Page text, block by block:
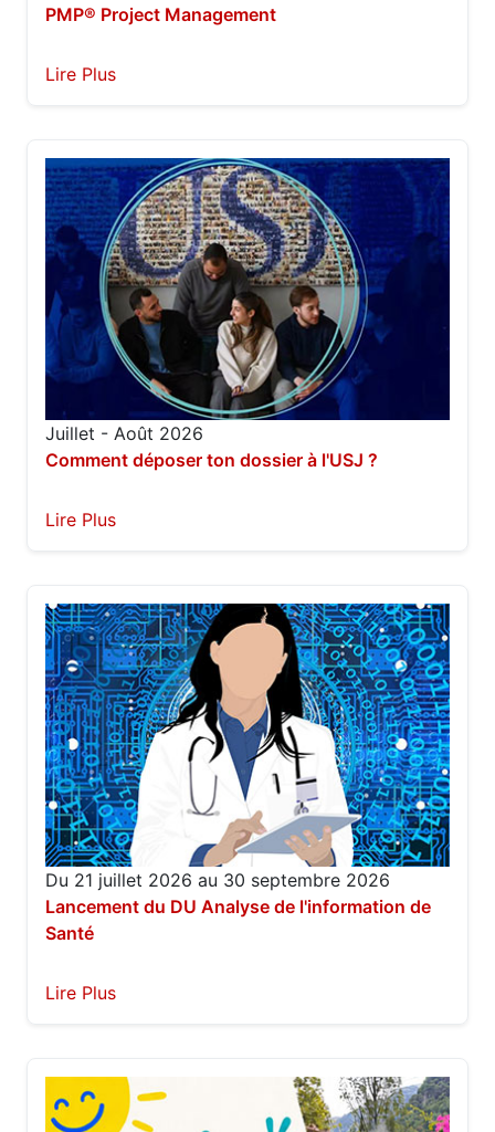
PMP®️ Project Management
Lire Plus
Juillet - Août 2026
Comment déposer ton dossier à l'USJ ?
Lire Plus
Du 21 juillet 2026 au 30 septembre 2026
Lancement du DU Analyse de l'information de
Santé
Lire Plus